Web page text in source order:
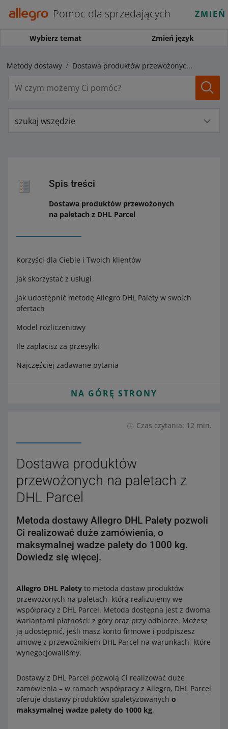
Pomoc dla sprzedających
Wybierz temat Zmień język
Metody dostawy Dostawa produktów przewożonych na paletach z DHL Parcel
szukaj wszędzie
Spis treści
Dostawa produktów przewożonych
na paletach z DHL Parcel
Korzyści dla Ciebie i Twoich klientów
Jak skorzystać z usługi
Jak udostępnić metodę Allegro DHL Palety w swoich
ofertach
Model rozliczeniowy
Ile zapłacisz za przesyłki
Najczęściej zadawane pytania
NA GÓRĘ STRONY
Czas czytania: 12 min.
Dostawa produktów
przewożonych na paletach z
DHL Parcel
Metoda dostawy Allegro DHL Palety pozwoli
Ci realizować duże zamówienia, o
maksymalnej wadze palety do 1000 kg.
Dowiedz się więcej.
Allegro DHL Palety to metoda dostaw produktów
przewożonych na paletach, którą realizujemy we
współpracy z DHL Parcel. Metoda dostępna jest z dwoma
wariantami płatności: z góry oraz przy odbiorze. Możesz
ją udostępnić, jeśli masz konto firmowe i podpiszesz
umowę z przewoźnikiem DHL Parcel na warunkach, które
wynegocjowaliśmy.
Dostawy z DHL Parcel pozwolą Ci realizować duże
zamówienia – w ramach współpracy z Allegro, DHL Parcel
oferuje dostawy produktów spaletyzowanych o
maksymalnej wadze palety do 1000 kg.